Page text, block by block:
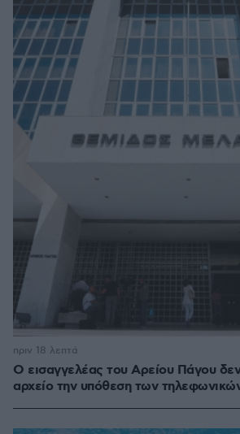
Ο εισαγγελέας του Αρείου Πάγου
αρχείο την υπόθεση των
πριν 18 λεπτά